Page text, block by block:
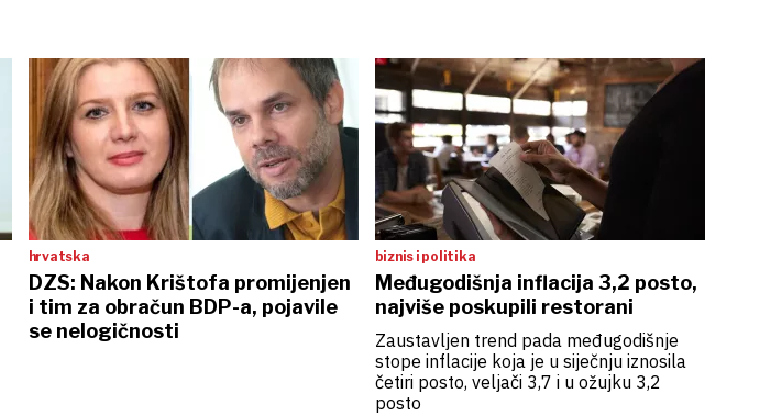
hrvatska
DZS: Nakon Krištofa promijenjen
i tim za obračun BDP-a, pojavile
se nelogičnosti
biznis i politika
Međugodišnja inflacija 3,2 posto,
najviše poskupili restorani
Zaustavljen trend pada međugodišnje
stope inflacije koja je u siječnju iznosila
četiri posto, veljači 3,7 i u ožujku 3,2
posto